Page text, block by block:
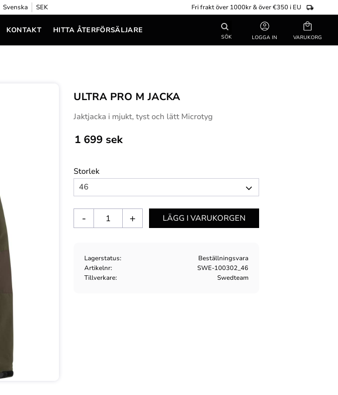
Svenska SEK Fri frakt över 1000kr & över €350 i EU
SÖK
KONTAKT HITTA ÅTERFÖRSÄLJARE
LOGGA IN
Kundvagn
ULTRA PRO M JACKA
Jaktjacka i mjukt, tyst och lätt Microtyg
1 699 sek
Storlek
+
-
Lagerstatus
Beställningsvara
Artikelnr
SWE-100302_46
Tillverkare
Swedteam